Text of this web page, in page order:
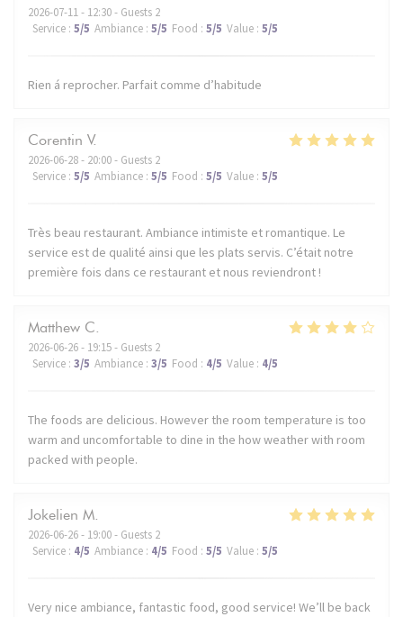
2026-07-11- 12:30 - Guests 2
Service : 5/5 Ambiance : 5/5 Food : 5/5 Value : 5/5
Rien á reprocher. Parfait comme d’habitude
Corentin V
2026-06-28- 20:00 - Guests 2
Service : 5/5 Ambiance : 5/5 Food : 5/5 Value : 5/5
Très beau restaurant. Ambiance intimiste et romantique. Le
service est de qualité ainsi que les plats servis. C’était notre
première fois dans ce restaurant et nous reviendront !
Matthew C
2026-06-26- 19:15 - Guests 2
Service : 3/5 Ambiance : 3/5 Food : 4/5 Value : 4/5
The foods are delicious. However the room temperature is too
warm and uncomfortable to dine in the how weather with room
packed with people.
Jokelien M
2026-06-26- 19:00 - Guests 2
Service : 4/5 Ambiance : 4/5 Food : 5/5 Value : 5/5
Very nice ambiance, fantastic food, good service! We’ll be back